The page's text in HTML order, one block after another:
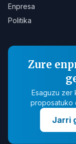
Enpresa
Politika
Zure
Esaguzu zer
proposatuko
Jarri